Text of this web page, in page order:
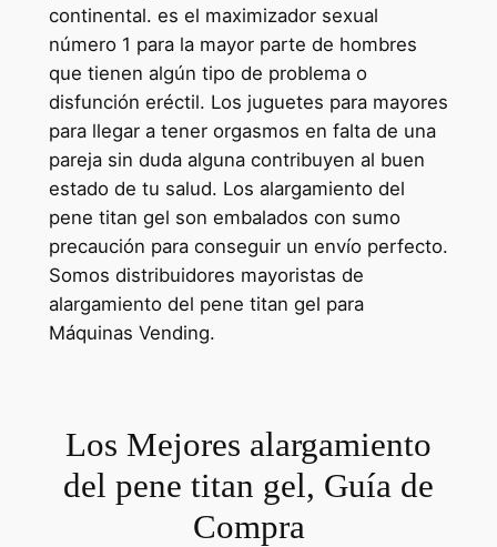
continental. es el maximizador sexual
número 1 para la mayor parte de hombres
que tienen algún tipo de problema o
disfunción eréctil. Los juguetes para mayores
para llegar a tener orgasmos en falta de una
pareja sin duda alguna contribuyen al buen
estado de tu salud. Los alargamiento del
pene titan gel son embalados con sumo
precaución para conseguir un envío perfecto.
Somos distribuidores mayoristas de
alargamiento del pene titan gel para
Máquinas Vending.
Los Mejores alargamiento
del pene titan gel, Guía de
Compra